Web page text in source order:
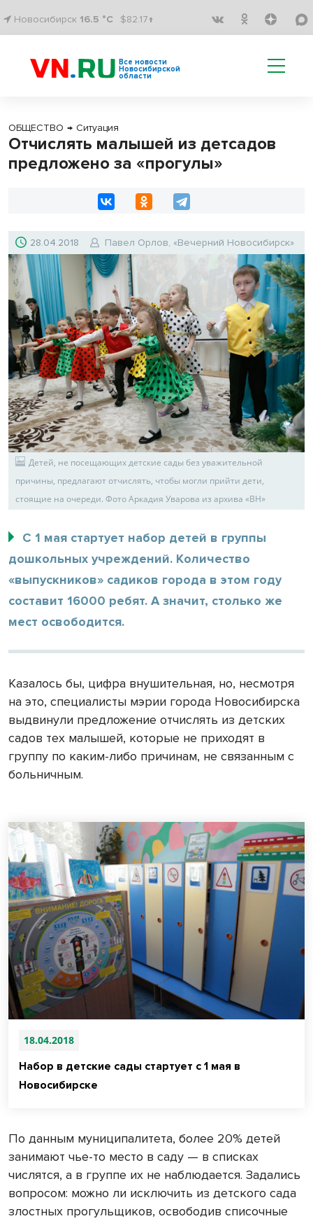
Новосибирск 16.5 °C $82.17↑
Все новости
Новосибирской
области
ОБЩЕСТВО → Ситуация
Отчислять малышей из детсадов
предложено за «прогулы»
28.04.2018 Павел Орлов, «Вечерний Новосибирск»
Детей, не посещающих детские сады без уважительной
причины, предлагают отчислять, чтобы могли прийти дети,
стоящие на очереди. Фото Аркадия Уварова из архива «ВН»
С 1 мая стартует набор детей в группы
дошкольных учреждений. Количество
«выпускников» садиков города в этом году
составит 16000 ребят. А значит, столько же
мест освободится.
Казалось бы, цифра внушительная, но, несмотря
на это, специалисты мэрии города Новосибирска
выдвинули предложение отчислять из детских
садов тех малышей, которые не приходят в
группу по каким-либо причинам, не связанным с
больничным.
18.04.2018
Набор в детские сады стартует с 1 мая в
Новосибирске
По данным муниципалитета, более 20% детей
занимают чье-то место в саду — в списках
числятся, а в группе их не наблюдается. Задались
вопросом: можно ли исключить из детского сада
злостных прогульщиков, освободив списочные